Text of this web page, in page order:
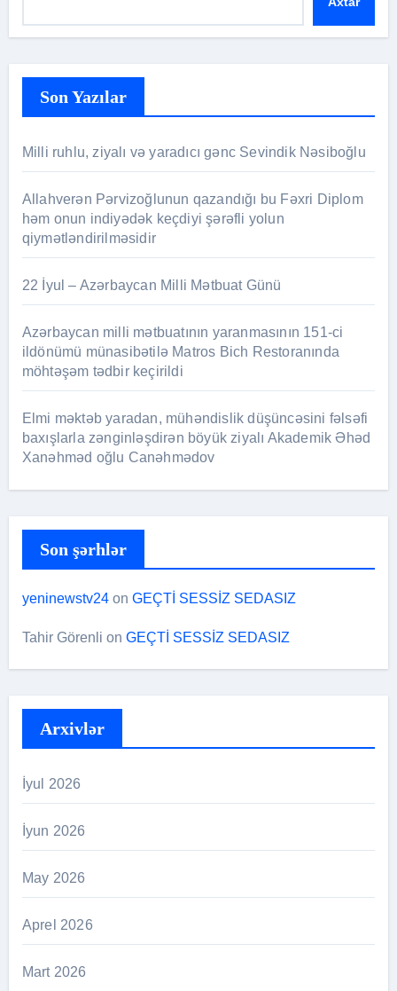
Son Yazılar
Milli ruhlu, ziyalı və yaradıcı gənc Sevindik Nəsiboğlu
Allahverən Pərvizoğlunun qazandığı bu Fəxri Diplom
həm onun indiyədək keçdiyi şərəfli yolun
qiymətləndirilməsidir
22 İyul – Azərbaycan Milli Mətbuat Günü
Azərbaycan milli mətbuatının yaranmasının 151-ci
ildönümü münasibətilə Matros Bich Restoranında
möhtəşəm tədbir keçirildi
Elmi məktəb yaradan, mühəndislik düşüncəsini fəlsəfi
baxışlarla zənginləşdirən böyük ziyalı Akademik Əhəd
Xanəhməd oğlu Canəhmədov
Son şərhlər
yeninewstv24on GEÇTİ SESSİZ SEDASIZ
Tahir Görenli on GEÇTİ SESSİZ SEDASIZ
Arxivlər
İyul 2026
İyun 2026
May 2026
Aprel 2026
Mart 2026